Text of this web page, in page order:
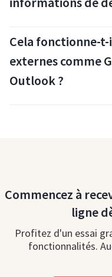
Cela fonctionne-
externes comme
Outlook ?
Commencez à
ligne
Profitez d'un essai
fonctionnalités.